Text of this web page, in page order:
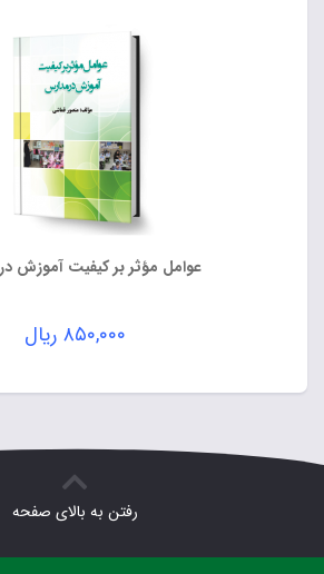
عوامل مؤثر بر کیفیت آموزش
۸۵۰,۰۰۰ ریال
رفتن به بالای صفحه